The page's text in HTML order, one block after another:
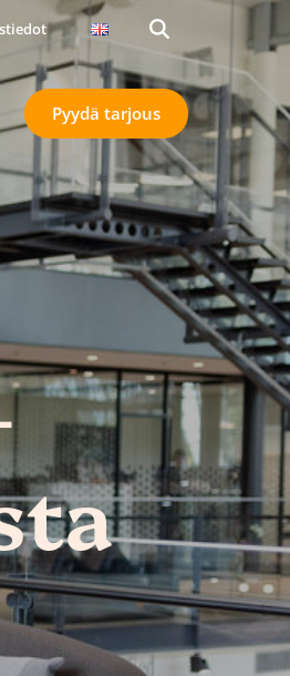
Search
for:
Pyydä tarjous